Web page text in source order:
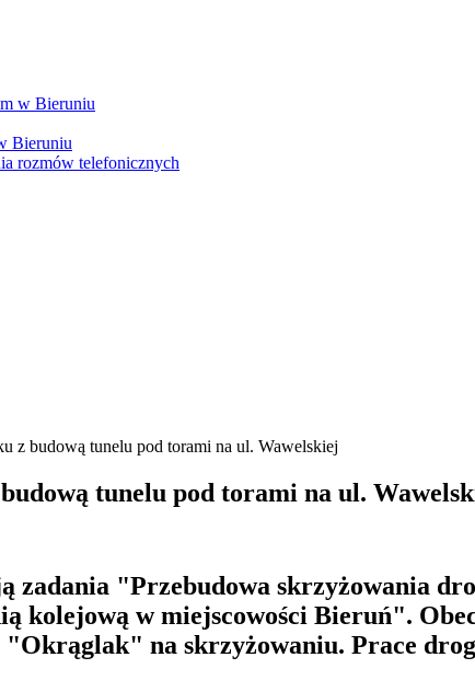
w Bieruniu
Bieruniu
rozmów telefonicznych
z budową tunelu pod torami na ul. Wawelskiej
tunelu pod torami na ul.
zadania "Przebudowa skrzyżowania
kolejową w miejscowości Bieruń".
na skrzyżowaniu. Prace